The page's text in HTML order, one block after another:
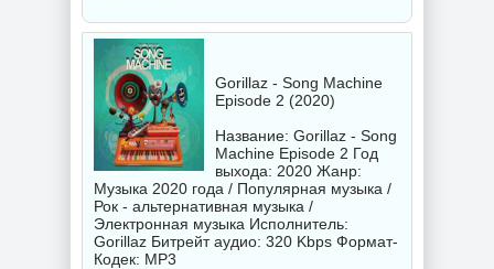
Gorillaz - Song Machine
Episode 2 (2020)
Название: Gorillaz - Song
Machine Episode 2 Год
выхода: 2020 Жанр:
Музыка 2020 года / Популярная музыка /
Рок - альтернативная музыка /
Электронная музыка Исполнитель:
Gorillaz Битрейт аудио: 320 Kbps Формат-
Кодек: MP3